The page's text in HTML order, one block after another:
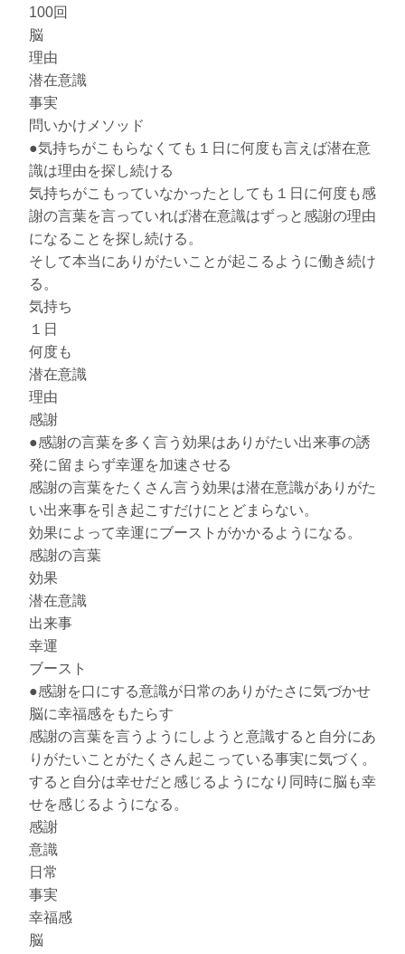
100回
脳
理由
潜在意識
事実
問いかけメソッド
●気持ちがこもらなくても１日に何度も言えば潜在意
識は理由を探し続ける
気持ちがこもっていなかったとしても１日に何度も感
謝の言葉を言っていれば潜在意識はずっと感謝の理由
になることを探し続ける。
そして本当にありがたいことが起こるように働き続け
る。
気持ち
１日
何度も
潜在意識
理由
感謝
●感謝の言葉を多く言う効果はありがたい出来事の誘
発に留まらず幸運を加速させる
感謝の言葉をたくさん言う効果は潜在意識がありがた
い出来事を引き起こすだけにとどまらない。
効果によって幸運にブーストがかかるようになる。
感謝の言葉
効果
潜在意識
出来事
幸運
ブースト
●感謝を口にする意識が日常のありがたさに気づかせ
脳に幸福感をもたらす
感謝の言葉を言うようにしようと意識すると自分にあ
りがたいことがたくさん起こっている事実に気づく。
すると自分は幸せだと感じるようになり同時に脳も幸
せを感じるようになる。
感謝
意識
日常
事実
幸福感
脳